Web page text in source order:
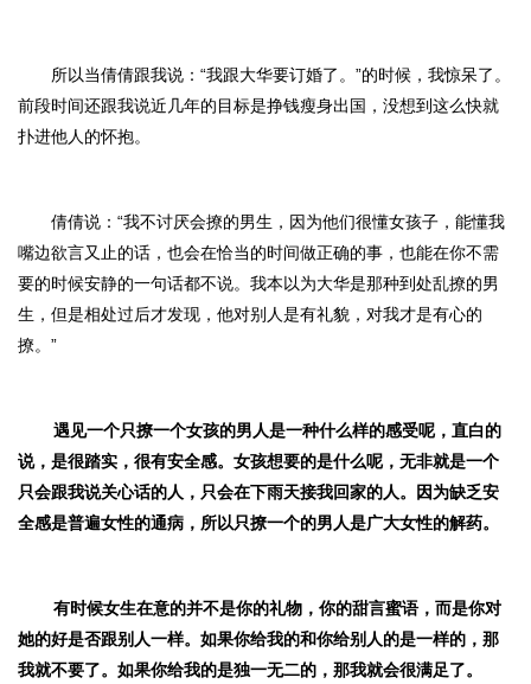
所以当倩倩跟我说：“我跟大华要订婚了。”的时候，我惊呆了。
前段时间还跟我说近几年的目标是挣钱瘦身出国，没想到这么快就
扑进他人的怀抱。
倩倩说：“我不讨厌会撩的男生，因为他们很懂女孩子，能懂我
嘴边欲言又止的话，也会在恰当的时间做正确的事，也能在你不需
要的时候安静的一句话都不说。我本以为大华是那种到处乱撩的男
生，但是相处过后才发现，他对别人是有礼貌，对我才是有心的
撩。”
遇见一个只撩一个女孩的男人是一种什么样的感受呢，直白的
说，是很踏实，很有安全感。女孩想要的是什么呢，无非就是一个
只会跟我说关心话的人，只会在下雨天接我回家的人。因为缺乏安
全感是普遍女性的通病，所以只撩一个的男人是广大女性的解药。
有时候女生在意的并不是你的礼物，你的甜言蜜语，而是你对
她的好是否跟别人一样。如果你给我的和你给别人的是一样的，那
我就不要了。如果你给我的是独一无二的，那我就会很满足了。